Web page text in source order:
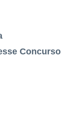
Concurso